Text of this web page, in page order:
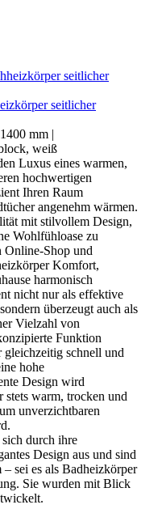
seitlicher
mm |
weiß
Luxus eines warmen,
hochwertigen
Ihren Raum
angenehm wärmen.
mit stilvollem Design,
Wohlfühloase zu
Online-Shop und
Komfort,
harmonisch
nicht nur als effektive
überzeugt auch als
Vielzahl von
Funktion
gleichzeitig schnell und
hohe
Design wird
stets warm, trocken und
unverzichtbaren
durch ihre
Design aus und sind
sei es als Badheizkörper
Sie wurden mit Blick